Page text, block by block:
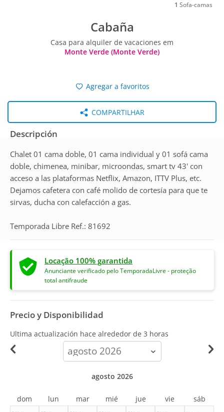
1 Sofa-camas
Cabaña
Casa para alquiler de vacaciones em
Monte Verde (Monte Verde)
Agregar a favoritos
COMPARTILHAR
Descripción
Chalet 01 cama doble, 01 cama individual y 01 sofá cama
doble, chimenea, minibar, microondas, smart tv 43' con
acceso a las plataformas Netflix, Amazon, ITTV Plus, etc.
Dejamos cafetera con café molido de cortesía para que te
sirvas, ducha con calefacción a gas.
Temporada Libre Ref.: 81692
Locação 100% garantida
Anunciante verificado pelo TemporadaLivre - proteção
total antifraude
Precio y Disponibilidad
Ultima actualización hace alrededor de 3 horas
calendar-
month
agosto 2026
dom lun mar mié jue vie sáb